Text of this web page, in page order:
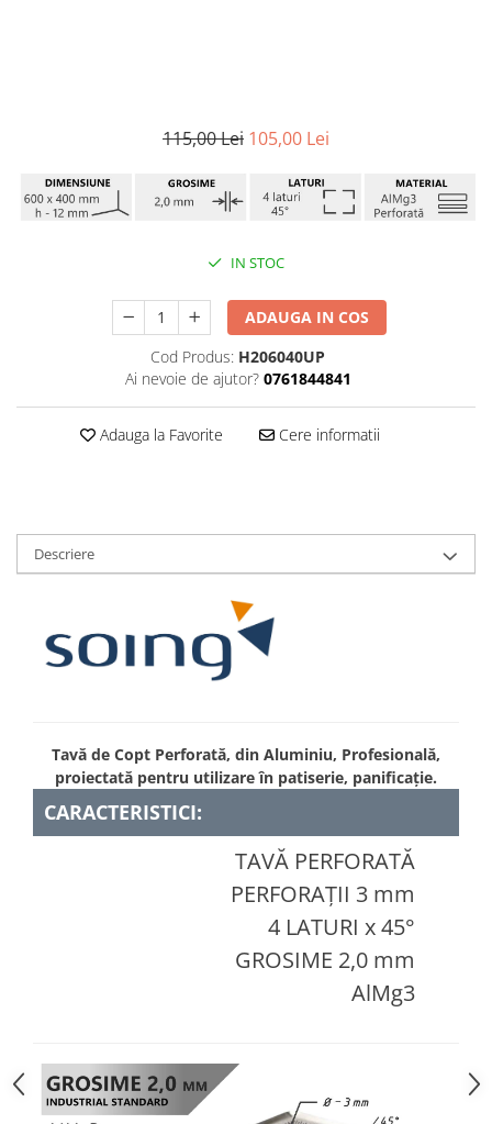
115,00 Lei 105,00 Lei
IN STOC
ADAUGA IN COS
Cod Produs: H206040UP
Ai nevoie de ajutor? 0761844841
Adauga la Favorite Cere informatii
Descriere
Tavă de Copt Perforată, din Aluminiu, Profesională,
proiectată pentru utilizare în patiserie, panificație.
CARACTERISTICI:
TAVĂ PERFORATĂ
PERFORAȚII 3 mm
4 LATURI x 45°
GROSIME 2,0 mm
AlMg3